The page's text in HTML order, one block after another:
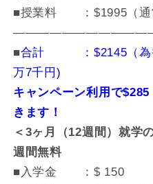
■授業料 ：$1995（通
■合計 ：$2145（為
万7千円)
キャンペーン利用で
きます！
＜3ヶ月（12週間）就学
週間無料
■入学金 ：$ 150